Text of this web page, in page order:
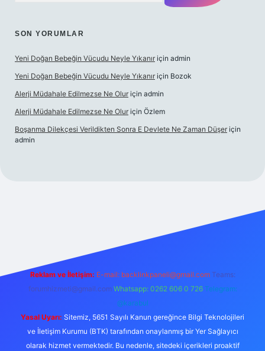
SON YORUMLAR
Yeni Doğan Bebeğin Vücudu Neyle Yıkanır için admin
Yeni Doğan Bebeğin Vücudu Neyle Yıkanır için Bozok
Alerji Müdahale Edilmezse Ne Olur için admin
Alerji Müdahale Edilmezse Ne Olur için Özlem
Boşanma Dilekçesi Verildikten Sonra E Devlete Ne Zaman Düşer için
admin
Reklam ve İletişim: E-mail: backlinkpaneli@gmail.com Teams:
forumhizmeti@gmail.com Whatsapp: 0262 606 0 726 Telegram:
@karabul
Yasal Uyarı: Sitemiz, 5651 Sayılı Kanun gereğince Bilgi Teknolojileri
ve İletişim Kurumu (BTK) tarafından onaylanmış bir Yer Sağlayıcı
olarak hizmet vermektedir. Bu nedenle, sitedeki içerikleri proaktif